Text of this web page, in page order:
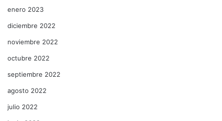
enero 2023
diciembre 2022
noviembre 2022
octubre 2022
septiembre 2022
agosto 2022
julio 2022